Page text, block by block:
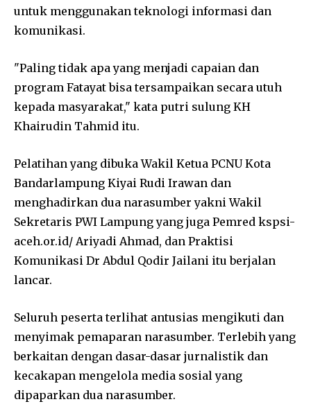
untuk menggunakan teknologi informasi dan
komunikasi.
"Paling tidak apa yang menjadi capaian dan
program Fatayat bisa tersampaikan secara utuh
kepada masyarakat," kata putri sulung KH
Khairudin Tahmid itu.
Pelatihan yang dibuka Wakil Ketua PCNU Kota
Bandarlampung Kiyai Rudi Irawan dan
menghadirkan dua narasumber yakni Wakil
Sekretaris PWI Lampung yang juga Pemred kspsi-
aceh.or.id/ Ariyadi Ahmad, dan Praktisi
Komunikasi Dr Abdul Qodir Jailani itu berjalan
lancar.
Seluruh peserta terlihat antusias mengikuti dan
menyimak pemaparan narasumber. Terlebih yang
berkaitan dengan dasar-dasar jurnalistik dan
kecakapan mengelola media sosial yang
dipaparkan dua narasumber.